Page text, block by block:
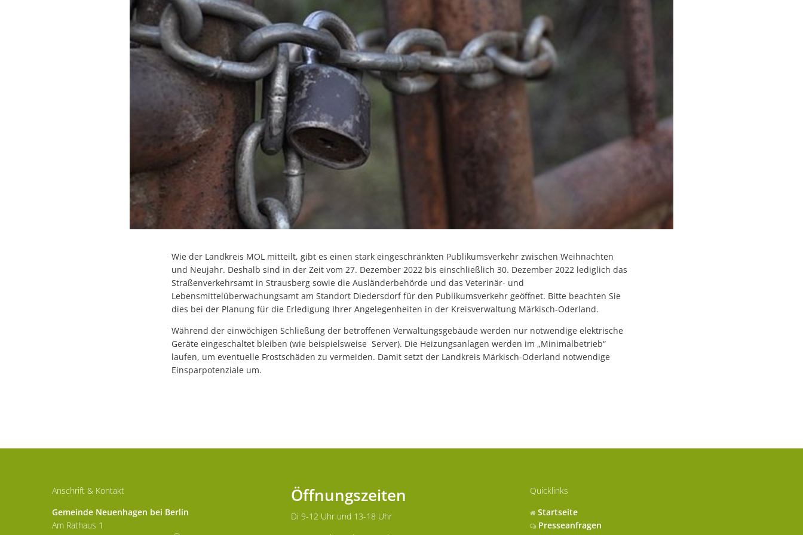
Wie der Landkreis MOL mitteilt, gibt es einen stark eingeschränkten Publikumsverkehr zwischen Weihnachten
und Neujahr. Deshalb sind in der Zeit vom 27. Dezember 2022 bis einschließlich 30. Dezember 2022 lediglich das
Straßenverkehrsamt in Strausberg sowie die Ausländerbehörde und das Veterinär- und
Lebensmittelüberwachungsamt am Standort Diedersdorf für den Publikumsverkehr geöffnet. Bitte beachten Sie
dies bei der Planung für die Erledigung Ihrer Angelegenheiten in der Kreisverwaltung Märkisch-Oderland.
Während der einwöchigen Schließung der betroffenen Verwaltungsgebäude werden nur notwendige elektrische
Geräte eingeschaltet bleiben (wie beispielsweise Server). Die Heizungsanlagen werden im „Minimalbetrieb“
laufen, um eventuelle Frostschäden zu vermeiden. Damit setzt der Landkreis Märkisch-Oderland notwendige
Einsparpotenziale um.
Anschrift & Kontakt
Gemeinde Neuenhagen bei Berlin
Am Rathaus 1
Öffnungszeiten
Di 9-12 Uhr und 13-18 Uhr
Quicklinks
Startseite
Presseanfragen